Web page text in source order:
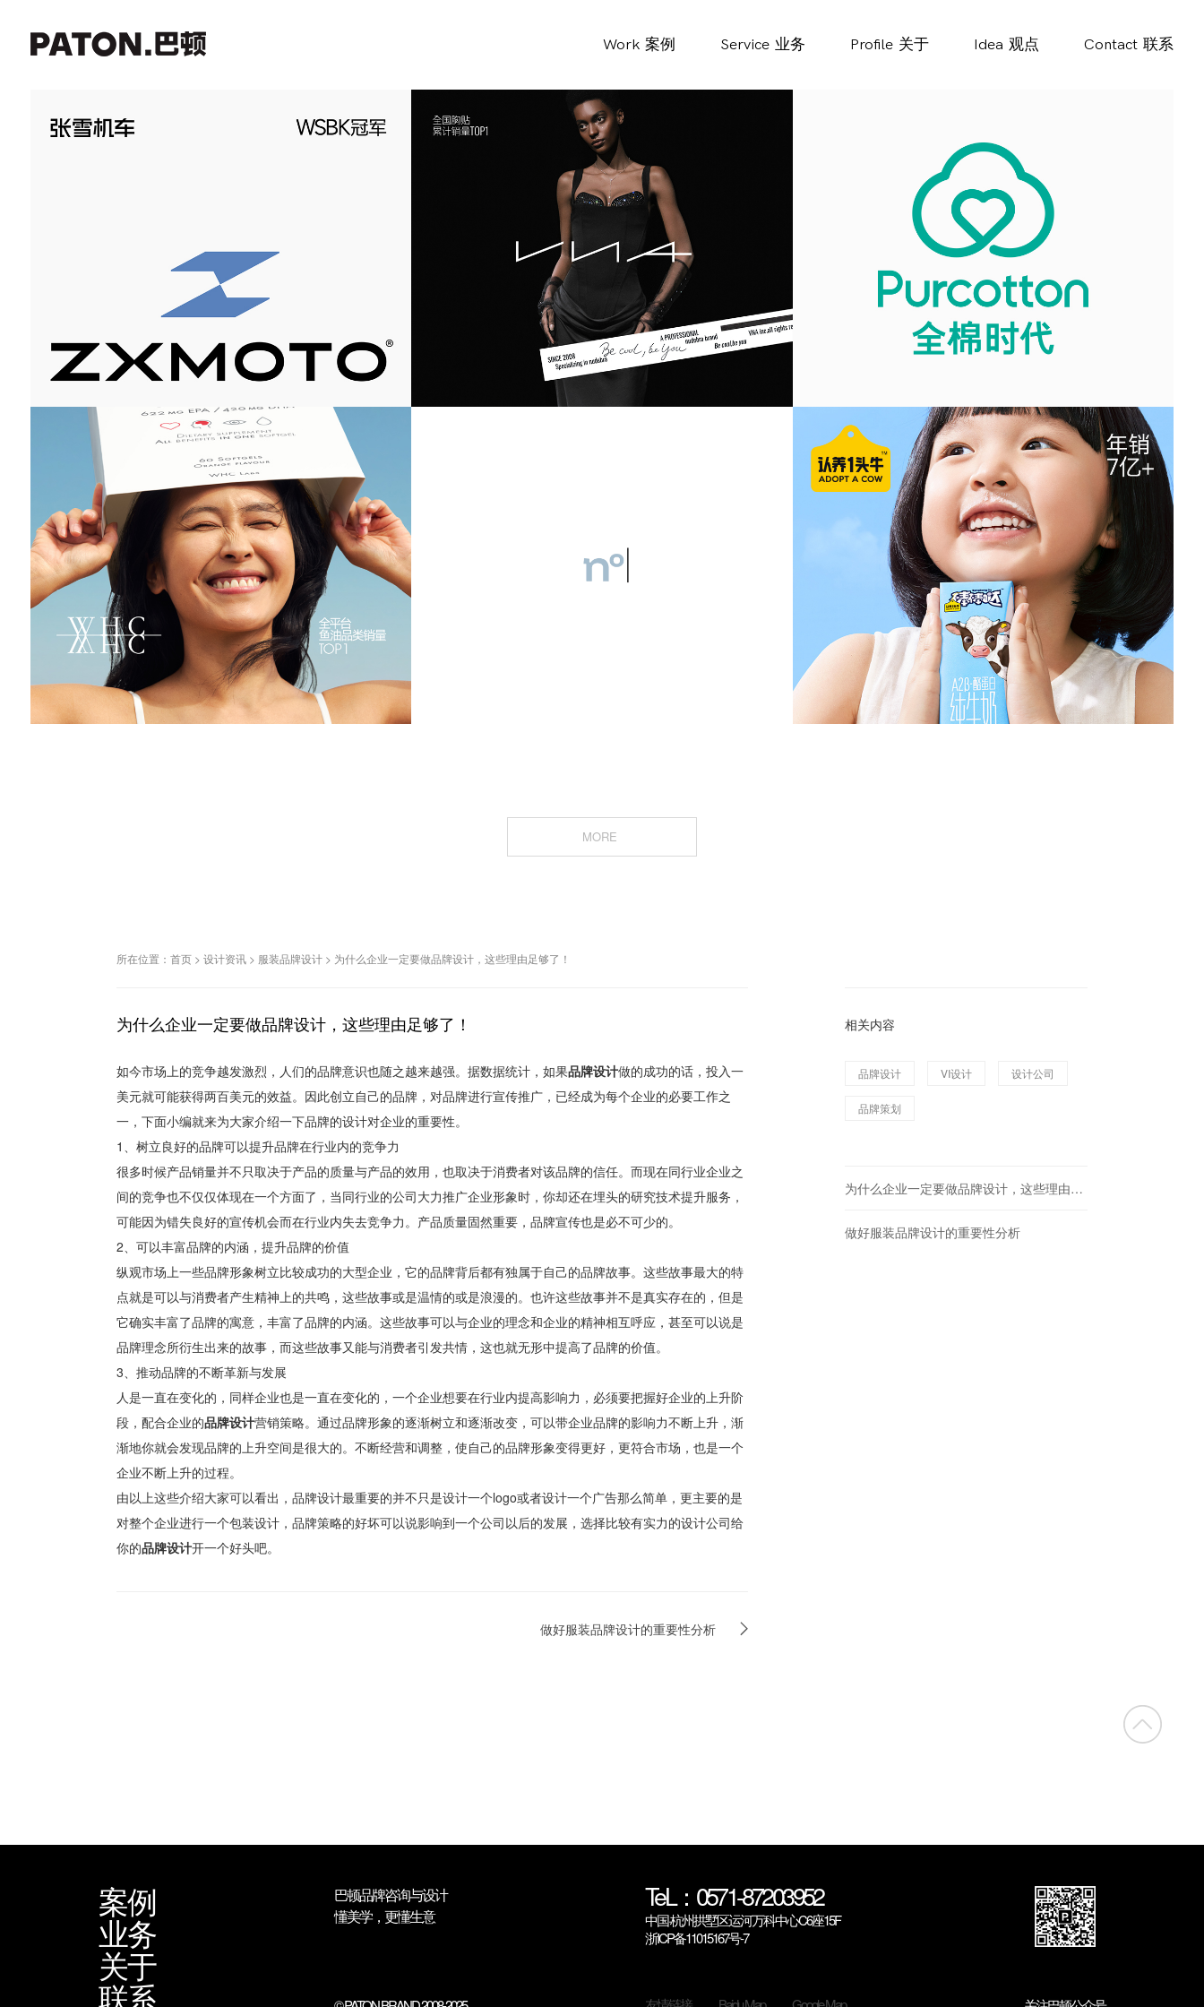
Work 案例 Service 业务 Profile 关于 Idea 观点 Contact 联系
MORE
所在位置： 首页 > 设计资讯 > 服装品牌设计 > 为什么企业一定要做品牌设计，这些理由足够了！
为什么企业一定要做品牌设计，这些理由足够了！
如今市场上的竞争越发激烈，人们的品牌意识也随之越来越强。据数据统计，如果品牌设计做的成功的话，投入一
美元就可能获得两百美元的效益。因此创立自己的品牌，对品牌进行宣传推广，已经成为每个企业的必要工作之
一，下面小编就来为大家介绍一下品牌的设计对企业的重要性。
1、树立良好的品牌可以提升品牌在行业内的竞争力
很多时候产品销量并不只取决于产品的质量与产品的效用，也取决于消费者对该品牌的信任。而现在同行业企业之
间的竞争也不仅仅体现在一个方面了，当同行业的公司大力推广企业形象时，你却还在埋头的研究技术提升服务，
可能因为错失良好的宣传机会而在行业内失去竞争力。产品质量固然重要，品牌宣传也是必不可少的。
2、可以丰富品牌的内涵，提升品牌的价值
纵观市场上一些品牌形象树立比较成功的大型企业，它的品牌背后都有独属于自己的品牌故事。这些故事最大的特
点就是可以与消费者产生精神上的共鸣，这些故事或是温情的或是浪漫的。也许这些故事并不是真实存在的，但是
它确实丰富了品牌的寓意，丰富了品牌的内涵。这些故事可以与企业的理念和企业的精神相互呼应，甚至可以说是
品牌理念所衍生出来的故事，而这些故事又能与消费者引发共情，这也就无形中提高了品牌的价值。
3、推动品牌的不断革新与发展
人是一直在变化的，同样企业也是一直在变化的，一个企业想要在行业内提高影响力，必须要把握好企业的上升阶
段，配合企业的品牌设计营销策略。通过品牌形象的逐渐树立和逐渐改变，可以带企业品牌的影响力不断上升，渐
渐地你就会发现品牌的上升空间是很大的。不断经营和调整，使自己的品牌形象变得更好，更符合市场，也是一个
企业不断上升的过程。
由以上这些介绍大家可以看出，品牌设计最重要的并不只是设计一个logo或者设计一个广告那么简单，更主要的是
对整个企业进行一个包装设计，品牌策略的好坏可以说影响到一个公司以后的发展，选择比较有实力的设计公司给
你的品牌设计开一个好头吧。
做好服装品牌设计的重要性分析
相关内容
品牌设计 VI设计 设计公司
品牌策划
为什么企业一定要做品牌设计，这些理由足够了！
做好服装品牌设计的重要性分析
案例
业务
关于
联系
巴顿品牌咨询与设计
懂美学，更懂生意
TeL：0571-87203952
中国·杭州拱墅区运河万科中心C6座15F
浙ICP备11015167号-7